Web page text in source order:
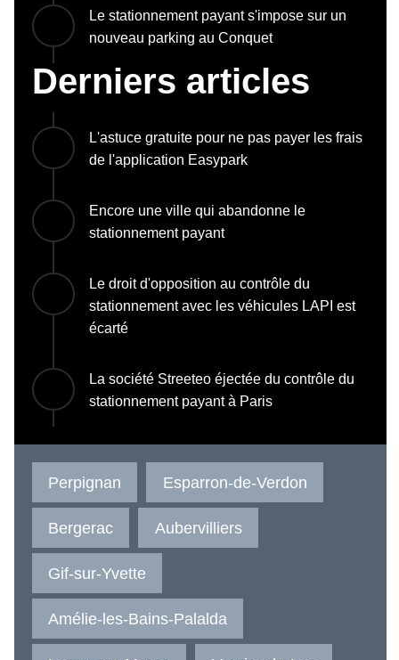
Le stationnement payant s'impose sur un
nouveau parking au Conquet
Derniers articles
L'astuce gratuite pour ne pas payer les frais
de l'application Easypark
Encore une ville qui abandonne le
stationnement payant
Le droit d'opposition au contrôle du
stationnement avec les véhicules LAPI est
écarté
La société Streeteo éjectée du contrôle du
stationnement payant à Paris
Perpignan Esparron-de-Verdon
Bergerac Aubervilliers
Gif-sur-Yvette
Amélie-les-Bains-Palalda